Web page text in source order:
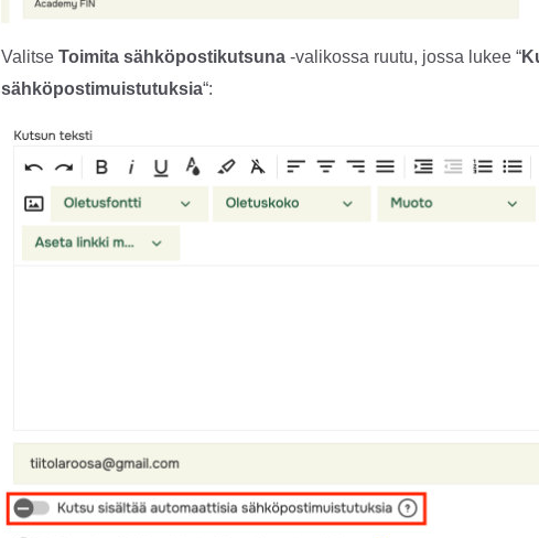
Valitse Toimita sähköpostikutsuna -valikossa ruutu, jossa lukee “
sähköpostimuistutuksia“: